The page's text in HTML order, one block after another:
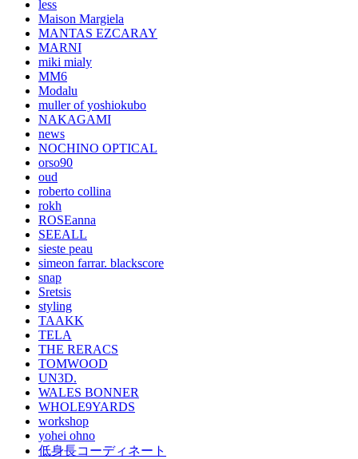
less
Maison Margiela
MANTAS EZCARAY
MARNI
miki mialy
MM6
Modalu
muller of yoshiokubo
NAKAGAMI
news
NOCHINO OPTICAL
orso90
oud
roberto collina
rokh
ROSEanna
SEEALL
sieste peau
simeon farrar. blackscore
snap
Sretsis
styling
TAAKK
TELA
THE RERACS
TOMWOOD
UN3D.
WALES BONNER
WHOLE9YARDS
workshop
yohei ohno
低身長コーディネート